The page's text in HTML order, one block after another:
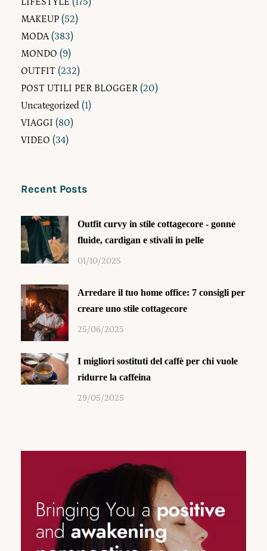
MAKEUP (52)
MODA(383)
MONDO (9)
OUTFIT (232)
POST UTILI PER BLOGGER (20)
Uncategorized (1)
VIAGGI (80)
VIDEO (34)
Recent Posts
Outfit curvy in stile cottagecore - gonne
fluide, cardigan e stivali in pelle
01/10/2025
Arredare il tuo home office: 7 consigli per
creare uno stile cottagecore
25/06/2025
I migliori sostituti del caffè per chi vuole
ridurre la caffeina
29/05/2025